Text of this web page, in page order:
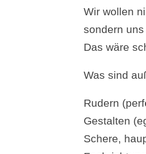
Wir wollen
sondern
Das wäre
Was sind
Rudern
Gestalten
Schere,